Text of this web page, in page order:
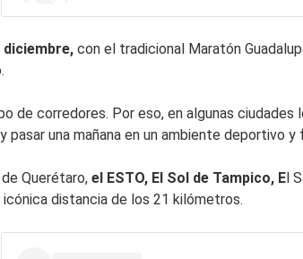
diciembre, con el tradicional Maratón
de corredores. Por eso, en algunas
una mañana en un ambiente deportivo y
Querétaro, el ESTO, El Sol de Tampico, El
distancia de los 21 kilómetros.